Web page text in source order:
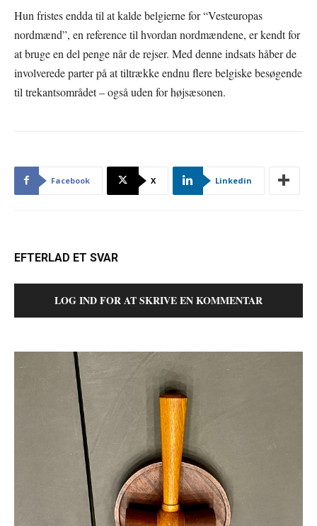
Hun fristes endda til at kalde belgierne for “Vesteuropas
nordmænd”, en reference til hvordan nordmændene, er kendt for
at bruge en del penge når de rejser. Med denne indsats håber de
involverede parter på at tiltrække endnu flere belgiske besøgende
til trekantsområdet – også uden for højsæsonen.
Facebook X Linkedin
EFTERLAD ET SVAR
LOG IND FOR AT SKRIVE EN KOMMENTAR